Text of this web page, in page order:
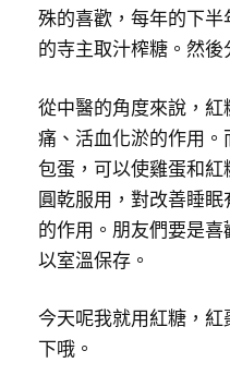
殊的喜歡，每年的下
的寺主取汁榨糖。然後
從中醫的角度來說，
痛、活血化淤的作用
包蛋，可以使雞蛋和
圓乾服用，對改善睡
的作用。朋友們要是
以室溫保存。
今天呢我就用紅糖，
下哦。